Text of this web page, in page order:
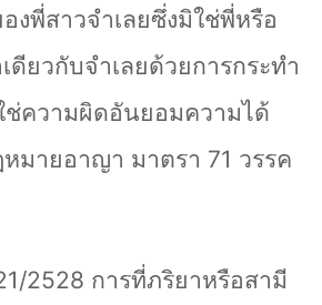
งพี่สาวจำเลยซึ่งมิใช่พี่หรือ
ดียวกับจำเลยด้วยการกระทำ
ช่ความผิดอันยอมความได้
มายอาญา มาตรา 71 วรรค
2528 การที่ภริยาหรือสามี